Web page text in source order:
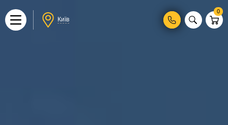
Київ
0